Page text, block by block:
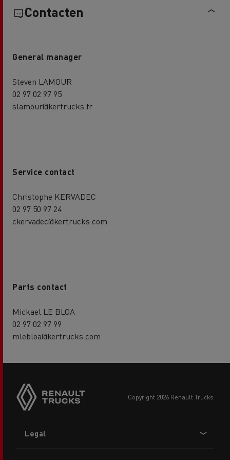
Contacten
General manager
Steven LAMOUR
02 97 02 97 95
slamour@kertrucks.fr
Service contact
Christophe KERVADEC
02 97 50 97 24
ckervadec@kertrucks.com
Parts contact
Mickael LE BLOA
02 97 02 97 99
mlebloa@kertrucks.com
copyright 2026 Renault Trucks
menu
Legal